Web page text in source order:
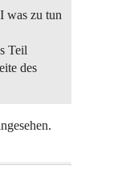
was zu tun
Teil
des